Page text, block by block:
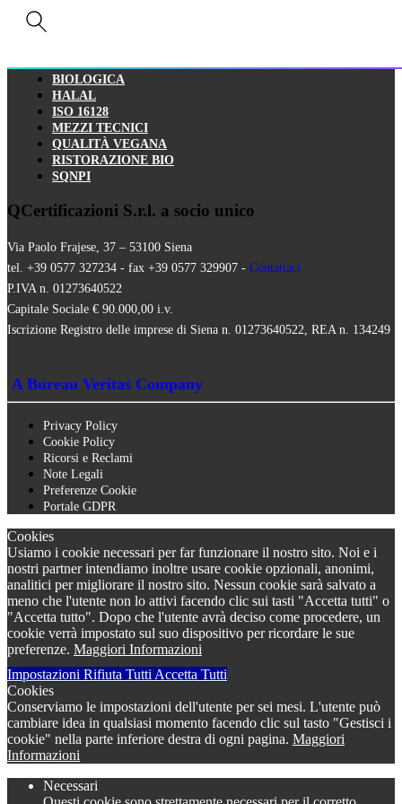
Servizi
BIOLOGICA
HALAL
ISO 16128
MEZZI TECNICI
QUALITÀ VEGANA
RISTORAZIONE BIO
SQNPI
QCertificazioni S.r.l. a socio unico
Via Paolo Frajese, 37 – 53100 Siena
tel. +39 0577 327234 - fax +39 0577 329907 - Contattaci
P.IVA n. 01273640522
Capitale Sociale € 90.000,00 i.v.
Iscrizione Registro delle imprese di Siena n. 01273640522, REA n. 134249
A Bureau Veritas Company
Privacy Policy
Cookie Policy
Ricorsi e Reclami
Note Legali
Preferenze Cookie
Portale GDPR
Cookies
Usiamo i cookie necessari per far funzionare il nostro sito. Noi e i
nostri partner intendiamo inoltre usare cookie opzionali, anonimi,
analitici per migliorare il nostro sito. Nessun cookie sarà salvato a
meno che l'utente non lo attivi facendo clic sui tasti "Accetta tutti" o
"Accetta tutto". Dopo che l'utente avrà deciso come procedere, un
cookie verrà impostato sul suo dispositivo per ricordare le sue
preferenze. Maggiori Informazioni
Impostazioni Rifiuta TuttiAccetta Tutti
Cookies
Conserviamo le impostazioni dell'utente per sei mesi. L'utente può
cambiare idea in qualsiasi momento facendo clic sul tasto "Gestisci i
cookie" nella parte inferiore destra di ogni pagina. Maggiori
Informazioni
Necessari